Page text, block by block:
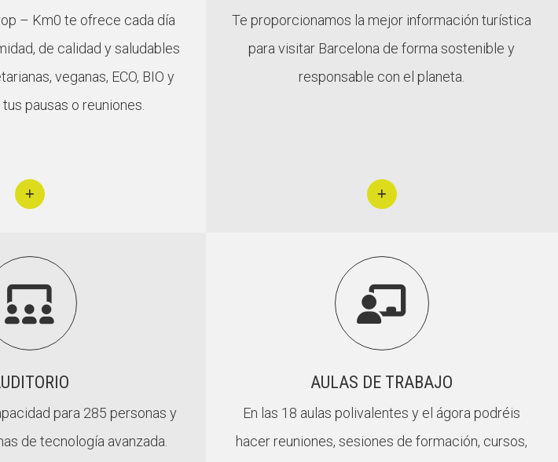
– Km0 te ofrece cada día
de calidad y saludables
veganas, ECO, BIO y
pausas o reuniones.
Te proporcionamos la mejor información turística
para visitar Barcelona de forma sostenible y
responsable con el planeta.

para 285 personas y
de tecnología avanzada.

AULAS DE TRABAJO
En las 18 aulas polivalentes y el ágora podréis
hacer reuniones, sesiones de formación, cursos,